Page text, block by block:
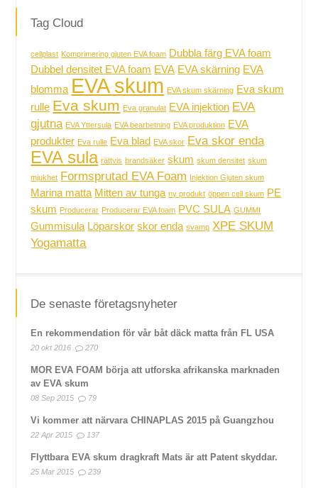
Tag Cloud
cellplast Komprimering gjuten EVA foam Dubbla färg EVA foam
Dubbel densitet EVA foam EVA EVA skärning EVA
blomma EVA skum EVA skum skärning Eva skum
rulle Eva skum Eva granulat EVA injektion EVA
gjutna EVA Yttersula EVA bearbetning EVA produktion EVA
produkter Eva rulle Eva blad EVA skor Eva skor enda
EVA sula rättvis brandsäker skum skum densitet skum
mjukhet Formsprutad EVA Foam Injektion Gjuten skum
Marina matta Mitten av tunga ny produkt öppen cell skum PE
skum Producerar Producerar EVA foam PVC SULA GUMMI
Gummisula Löparskor skor enda svamp XPE SKUM
Yogamatta
De senaste företagsnyheter
En rekommendation för vår båt däck matta från FL USA
20 okt 2016 270
MOR EVA FOAM börja att utforska afrikanska marknaden
av EVA skum
08 Sep 2015 79
Vi kommer att närvara CHINAPLAS 2015 på Guangzhou
22 Apr 2015 137
Flyttbara EVA skum dragkraft Mats är att Patent skyddar.
25 Mar 2015 239